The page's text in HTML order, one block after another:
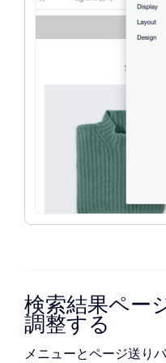
す。
検索結果ペー
調整する
メニューとページ送り